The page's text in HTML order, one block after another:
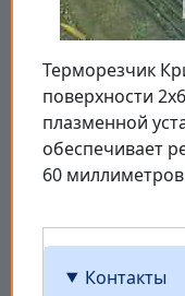
Терморезчик
поверхности
плазменной
обеспечивает
60
Контакты